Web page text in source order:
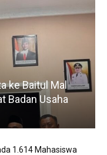
ke Baitul Mal
Badan Usaha
1.614 Mahasiswa